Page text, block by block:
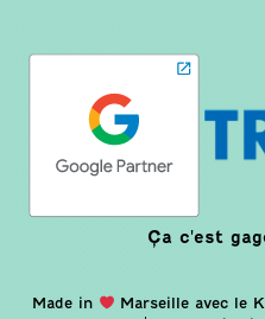
Ça c'est
Made in
Marseille avec le